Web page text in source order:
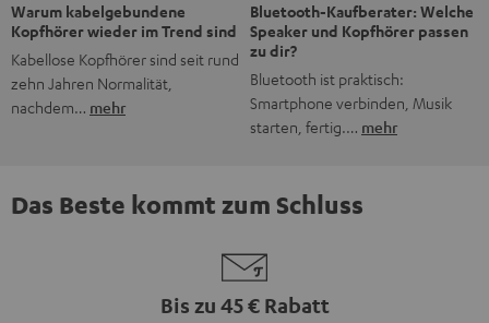
Warum kabelgebundene
Kopfhörer wieder im Trend sind
Kabellose Kopfhörer sind seit rund
zehn Jahren Normalität,
nachdem… mehr
Bluetooth-Kaufberater: Welche
Speaker und Kopfhörer passen
zu dir?
Bluetooth ist praktisch:
Smartphone verbinden, Musik
starten, fertig.… mehr
Das Beste kommt zum Schluss
Bis zu 45 € Rabatt